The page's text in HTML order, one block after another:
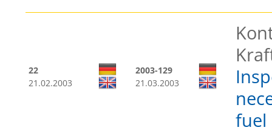
22
21.02.2003
2003-129
21.03.2003
fuel